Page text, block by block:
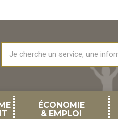
ÉCONOMIE
& EMPLOI